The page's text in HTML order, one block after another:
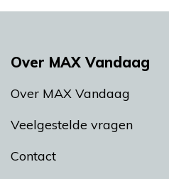
Over MAX Vandaag
Over MAX Vandaag
Veelgestelde vragen
Contact